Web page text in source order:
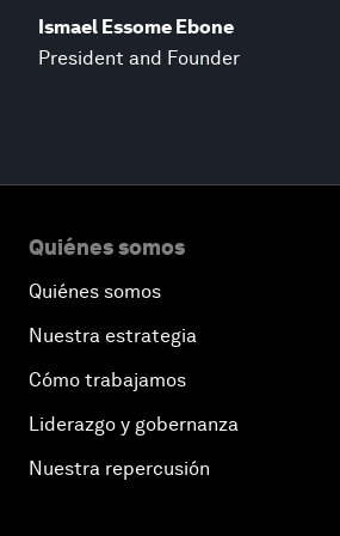
Ismael Essome Ebone
President and Founder
Quiénes somos
Quiénes somos
Nuestra estrategia
Cómo trabajamos
Liderazgo y gobernanza
Nuestra repercusión